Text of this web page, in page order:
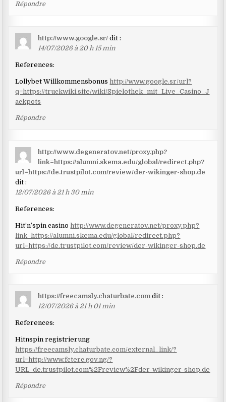
Répondre
http://www.google.sr/ dit :
14/07/2026 à 20 h 15 min
References:
Lollybet Willkommensbonus http://www.google.sr/url?
q=https://truckwiki.site/wiki/Spielothek_mit_Live_Casino_J
ackpots
Répondre
http://www.degeneratov.net/proxy.php?
link=https://alumni.skema.edu/global/redirect.php?
url=https://de.trustpilot.com/review/der-wikinger-shop.de
dit :
12/07/2026 à 21 h 30 min
References:
Hit’n’spin casinohttp://www.degeneratov.net/proxy.php?
link=https://alumni.skema.edu/global/redirect.php?
url=https://de.trustpilot.com/review/der-wikinger-shop.de
Répondre
https://freecamsly.chaturbate.com dit :
12/07/2026 à 21 h 01 min
References:
Hitnspin registrierung
https://freecamsly.chaturbate.com/external_link/?
url=http://www.fcterc.gov.ng/?
URL=de.trustpilot.com%2Freview%2Fder-wikinger-shop.de
Répondre